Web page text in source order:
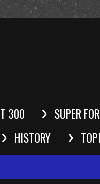
300
SUPER
HISTORY